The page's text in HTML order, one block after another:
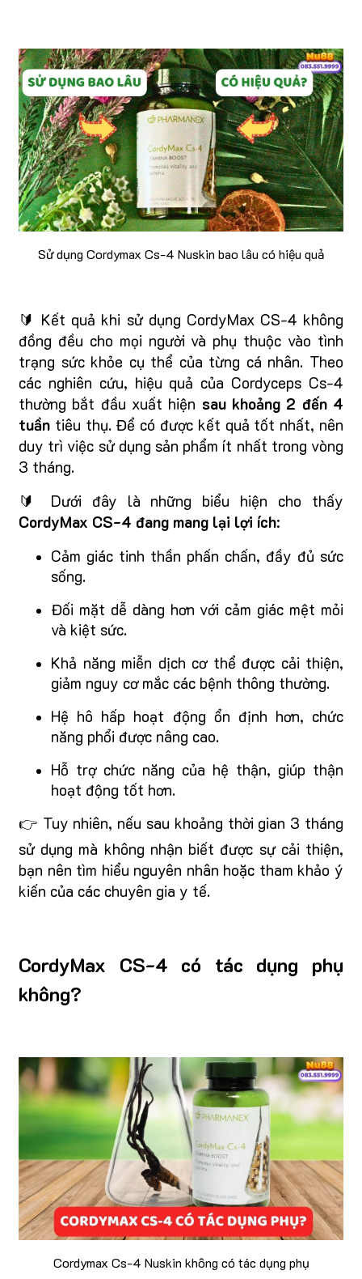
Sử dụng Cordymax Cs-4 Nuskin bao lâu có hiệu quả
🔰 Kết quả khi sử dụng CordyMax CS-4 không
đồng đều cho mọi người và phụ thuộc vào tình
trạng sức khỏe cụ thể của từng cá nhân. Theo
các nghiên cứu, hiệu quả của Cordyceps Cs-4
thường bắt đầu xuất hiện sau khoảng 2 đến 4
tuần tiêu thụ. Để có được kết quả tốt nhất, nên
duy trì việc sử dụng sản phẩm ít nhất trong vòng
3 tháng.
🔰 Dưới đây là những biểu hiện cho thấy
CordyMax CS-4 đang mang lại lợi ích:
Cảm giác tinh thần phấn chấn, đầy đủ sức
sống.
Đối mặt dễ dàng hơn với cảm giác mệt mỏi
và kiệt sức.
Khả năng miễn dịch cơ thể được cải thiện,
giảm nguy cơ mắc các bệnh thông thường.
Hệ hô hấp hoạt động ổn định hơn, chức
năng phổi được nâng cao.
Hỗ trợ chức năng của hệ thận, giúp thận
hoạt động tốt hơn.
👉 Tuy nhiên, nếu sau khoảng thời gian 3 tháng
sử dụng mà không nhận biết được sự cải thiện,
bạn nên tìm hiểu nguyên nhân hoặc tham khảo ý
kiến của các chuyên gia y tế.
CordyMax CS-4 có tác dụng phụ
không?
Cordymax Cs-4 Nuskin không có tác dụng phụ